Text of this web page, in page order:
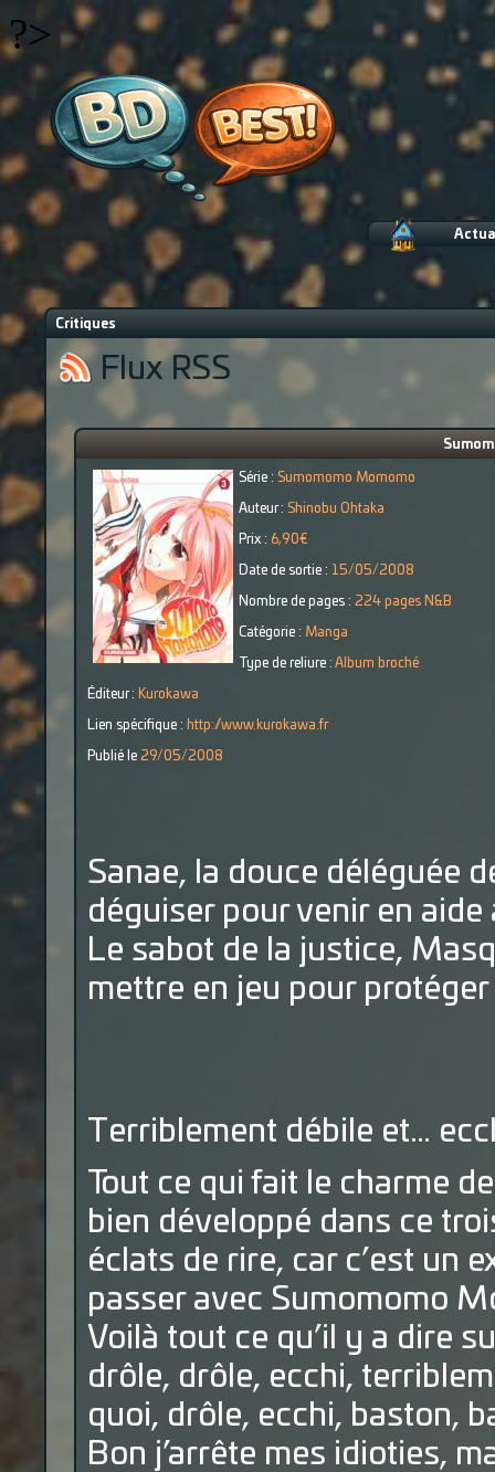
?>
Critiques
Flux RSS
Série : Sumomomo Momomo
Auteur : Shinobu Ohtaka
Prix : 6,90€
Date de sortie : 15/05/2008
Nombre de pages : 224 pages N&B
Catégorie : Manga
Type de reliure : Album broché
Éditeur : Kurokawa
Lien spécifique : http://www.kurokawa.fr
Publié le 29/05/2008
Sanae, la douce déléguée
déguiser pour venir en
Le sabot de la justice,
mettre en jeu pour protéger
Terriblement débile et…
Tout ce qui fait le charme
bien développé dans ce
éclats de rire, car c’est un
passer avec Sumomomo
Voilà tout ce qu’il y a dire
drôle, drôle, ecchi,
quoi, drôle, ecchi, baston,
Bon j’arrête mes idioties,